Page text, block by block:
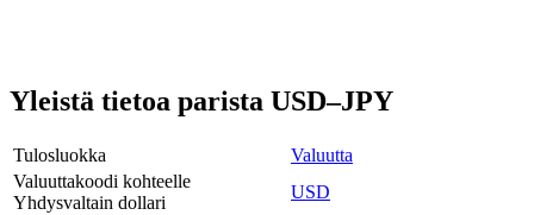
Yleistä tietoa parista USD–JPY
Tulosluokka
Valuutta
Valuuttakoodi kohteelle
Yhdysvaltain dollari
USD